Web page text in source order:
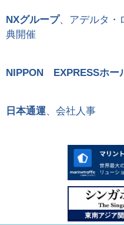
NXグループ、アデルタ・
典開催
NIPPON EXPRESSホー
日本通運、会社人事